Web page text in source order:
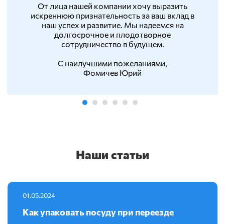
От лица нашей компании хочу выразить
искреннюю признательность за ваш вклад в
наш успех и развитие. Мы надеемся на
долгосрочное и плодотворное
сотрудничество в будущем.
С наилучшими пожеланиями,
Фомичев Юрий
Наши статьи
01.05.2024
Как упаковать посуду при переезде